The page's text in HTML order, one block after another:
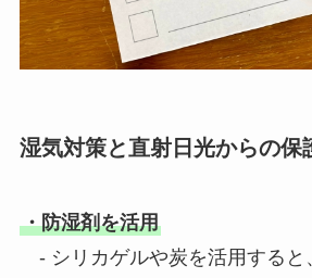
湿気対策と直射日光からの保
・防湿剤を活用
- シリカゲルや炭を活用すると